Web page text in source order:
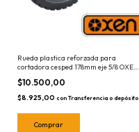
Rueda plastica reforzada para
cortadora cesped 178mm eje 5/8 OXEN
19792
$10.500,00
$8.925,00 con Transferencia o depósito